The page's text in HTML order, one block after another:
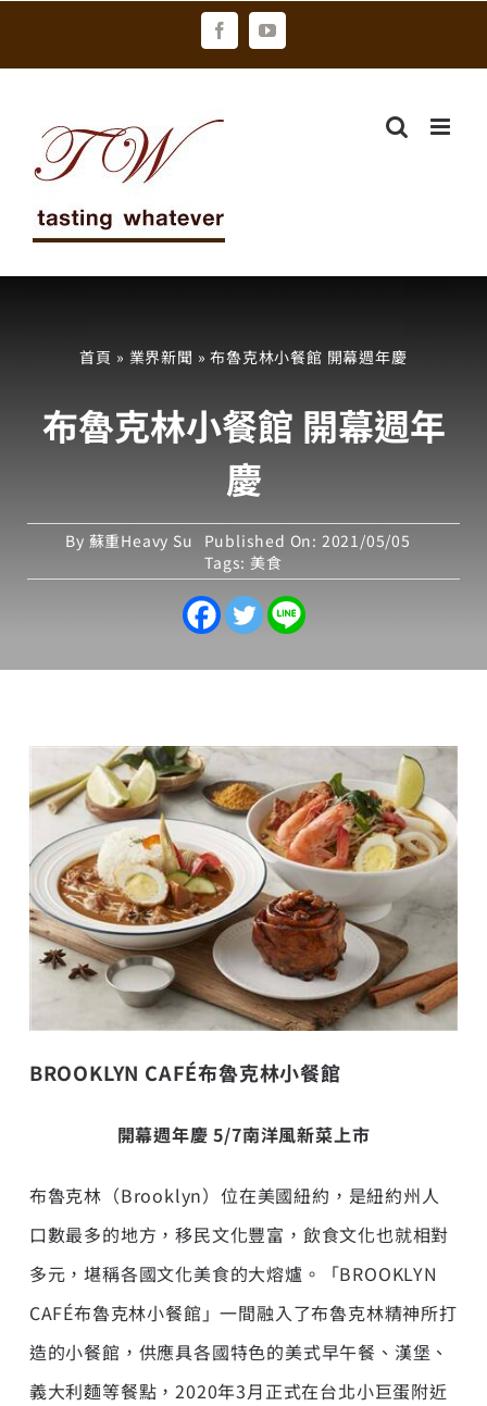
FacebookYouTube
首頁 » 業界新聞 »布魯克林小餐館 開幕週年慶
布魯克林小餐館 開幕週年
慶
By 蘇重Heavy Su
Published On: 2021/05/05
Tags: 美食
BROOKLYN CAFÉ布魯克林小餐館
開幕週年慶 5/7南洋風新菜上市
布魯克林（Brooklyn）位在美國紐約，是紐約州人
口數最多的地方，移民文化豐富，飲食文化也就相對
多元，堪稱各國文化美食的大熔爐。「BROOKLYN
CAFÉ布魯克林小餐館」一間融入了布魯克林精神所打
造的小餐館，供應具各國特色的美式早午餐、漢堡、
義大利麵等餐點，2020年3月正式在台北小巨蛋附近